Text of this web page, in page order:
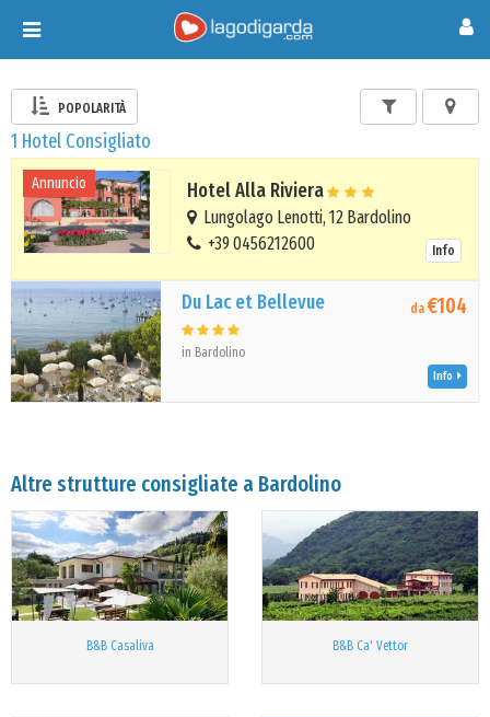
Toggle
navigation
POPOLARITÀ
1 Hotel Consigliato
Annuncio Hotel Alla Riviera
Lungolago Lenotti, 12 Bardolino
+39 0456212600
Info
Du Lac et Bellevue
in Bardolino
da€104
Info
Altre strutture consigliate a Bardolino
B&B Casaliva B&B Ca' Vettor